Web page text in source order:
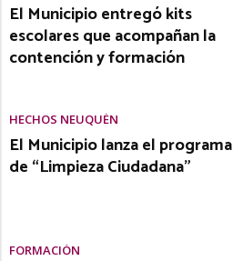
El Municipio entregó kits
escolares que acompañan la
contención y formación
HECHOS NEUQUÉN
El Municipio lanza el programa
de “Limpieza Ciudadana”
FORMACIÓN